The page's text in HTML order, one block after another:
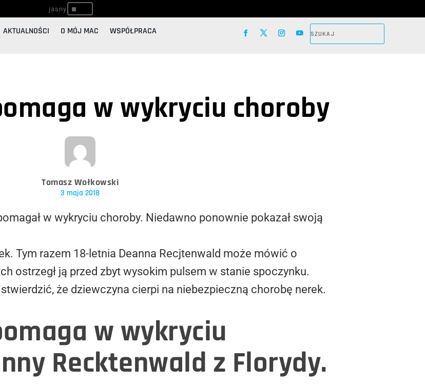
^
AKTUALNOŚCI O MÓJ MAC WSPÓŁPRACA
w wykryciu choroby
Tomasz Wołkowski
3 maja 2018
w wykryciu choroby. Niedawno ponownie pokazał swoją
Tym razem 18-letnia Deanna Recjtenwald może mówić o
ostrzegł ją przed zbyt wysokim pulsem w stanie spoczynku.
że dziewczyna cierpi na niebezpieczną chorobę nerek.
w wykryciu
Recktenwald z Florydy.